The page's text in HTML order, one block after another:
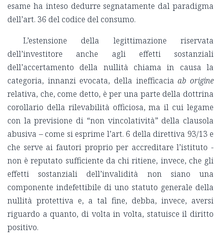
esame ha inteso dedurre segnatamente dal paradigma
dell’art. 36 del codice del consumo.
L’estensione della legittimazione riservata
dell’investitore anche agli effetti sostanziali
dell’accertamento della nullità chiama in causa la
categoria, innanzi evocata, della inefficaciaab origine
relativa, che, come detto, è per una parte della dottrina
corollario della rilevabilità officiosa, ma il cui legame
con la previsione di “non vincolatività” della clausola
abusiva – come si esprime l’art. 6 della direttiva 93/13 e
che serve ai fautori proprio per accreditare l’istituto -
non è reputato sufficiente da chi ritiene, invece, che gli
effetti sostanziali dell’invalidità non siano una
componente indefettibile di uno statuto generale della
nullità protettiva e, a tal fine, debba, invece, aversi
riguardo a quanto, di volta in volta, statuisce il diritto
positivo.